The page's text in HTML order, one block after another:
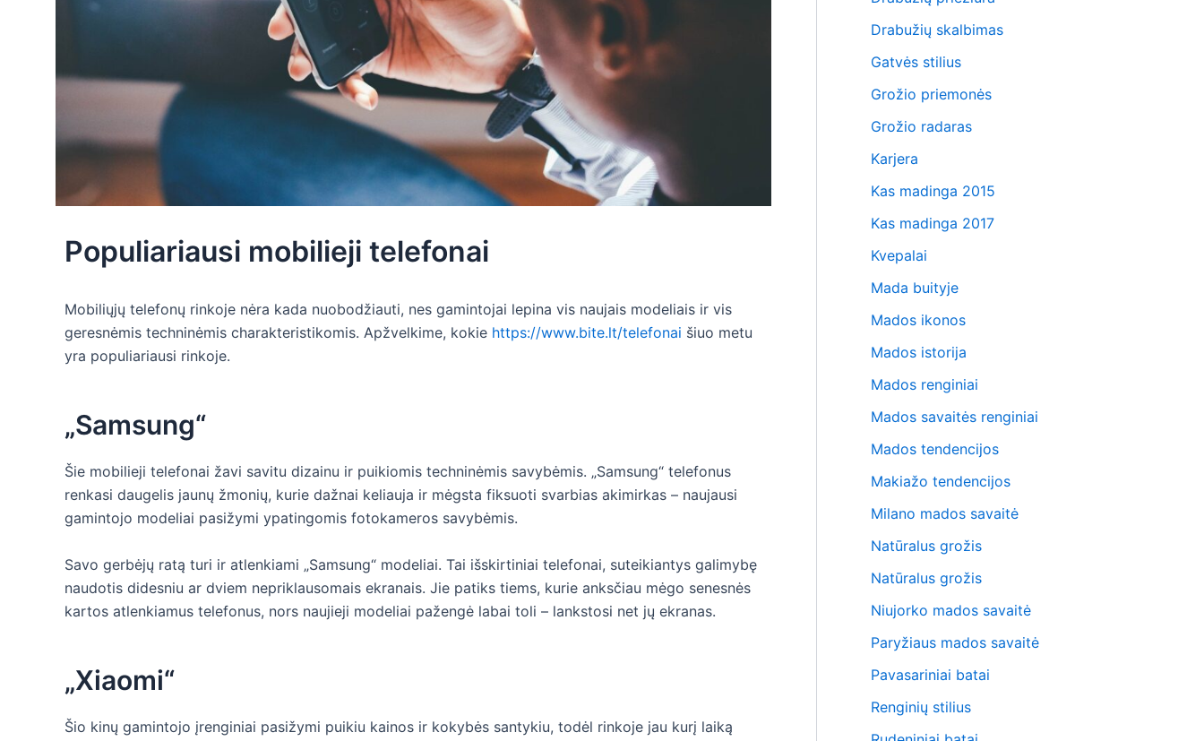
Populiariausi mobilieji telefonai
Mobiliųjų telefonų rinkoje nėra kada nuobodžiauti, nes gamintojai lepina vis naujais modeliais ir vis
geresnėmis techninėmis charakteristikomis. Apžvelkime, kokie https://www.bite.lt/telefonai šiuo metu
yra populiariausi rinkoje.
„Samsung“
Šie mobilieji telefonai žavi savitu dizainu ir puikiomis techninėmis savybėmis. „Samsung“ telefonus
renkasi daugelis jaunų žmonių, kurie dažnai keliauja ir mėgsta fiksuoti svarbias akimirkas – naujausi
gamintojo modeliai pasižymi ypatingomis fotokameros savybėmis.
Savo gerbėjų ratą turi ir atlenkiami „Samsung“ modeliai. Tai išskirtiniai telefonai, suteikiantys galimybę
naudotis didesniu ar dviem nepriklausomais ekranais. Jie patiks tiems, kurie anksčiau mėgo senesnės
kartos atlenkiamus telefonus, nors naujieji modeliai pažengė labai toli – lankstosi net jų ekranas.
„Xiaomi“
Šio kinų gamintojo įrenginiai pasižymi puikiu kainos ir kokybės santykiu, todėl rinkoje jau kurį laiką
Drabužių skalbimas
Gatvės stilius
Grožio priemonės
Grožio radaras
Karjera
Kas madinga 2015
Kas madinga 2017
Kvepalai
Mada buityje
Mados ikonos
Mados istorija
Mados renginiai
Mados savaitės renginiai
Mados tendencijos
Makiažo tendencijos
Milano mados savaitė
Natūralus grožis
Natūralus grožis
Niujorko mados savaitė
Paryžiaus mados savaitė
Pavasariniai batai
Renginių stilius